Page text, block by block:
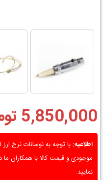
5,850,000 تومان
اطلاعیه: با توجه به نوسانات نرخ
موجودی و قیمت کالا با همکاران
نمایید.